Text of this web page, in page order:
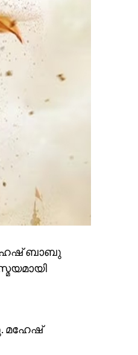
ബാബു
മഹേഷ്